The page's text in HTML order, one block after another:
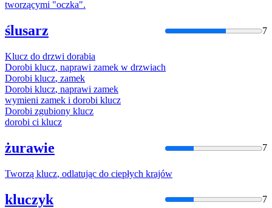
tworzącymi "oczka".
ślusarz 7
Klucz do drzwi dorabia
Dorobi klucz, naprawi zamek w drzwiach
Dorobi klucz, zamek
Dorobi klucz, naprawi zamek
wymieni zamek i dorobi klucz
Dorobi zgubiony klucz
dorobi ci klucz
żurawie 7
Tworzą klucz, odlatując do ciepłych krajów
kluczyk 7